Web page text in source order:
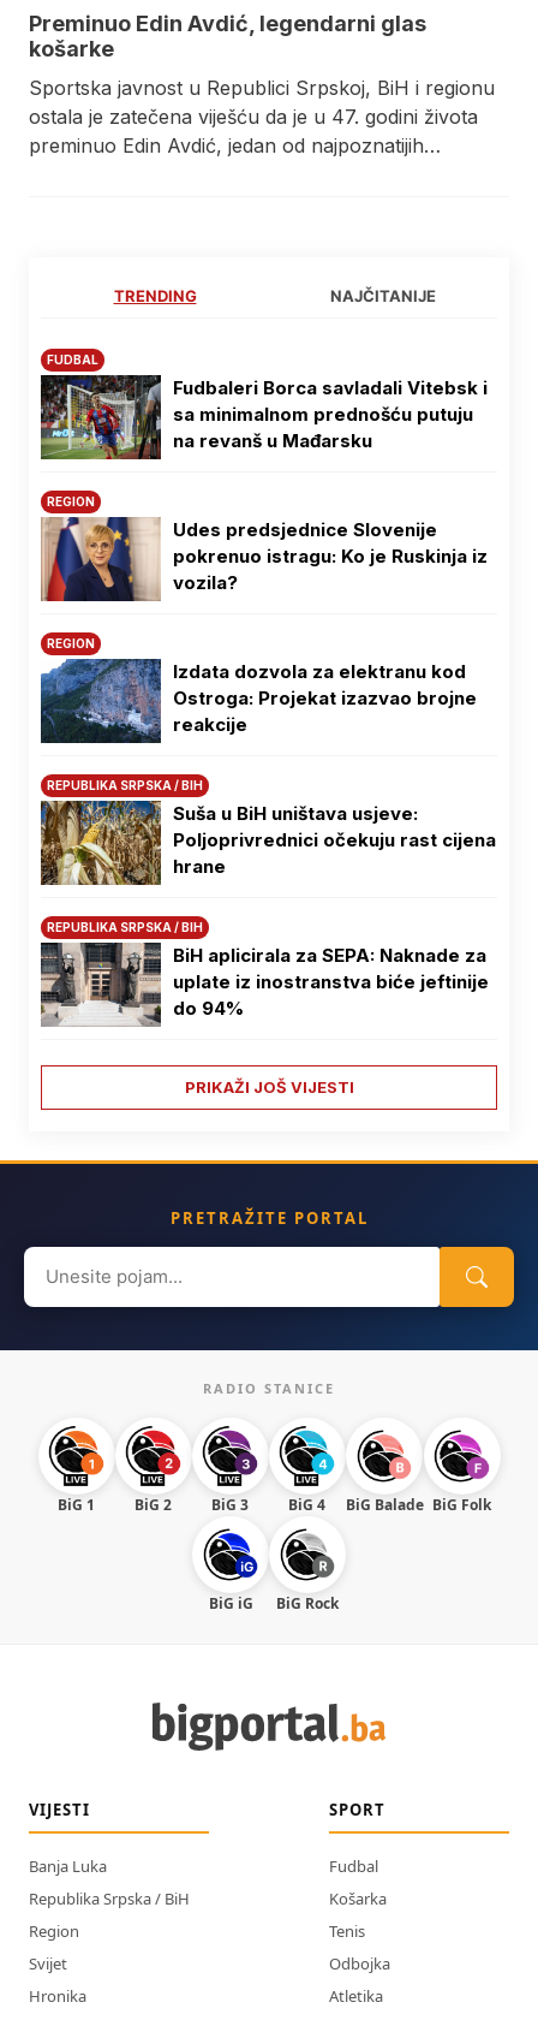
Preminuo Edin Avdić, legendarni glas
košarke
​Sportska javnost u Republici Srpskoj, BiH i regionu
ostala je zatečena viješću da je u 47. godini života
preminuo Edin Avdić, jedan od najpoznatijih…
TRENDING NAJČITANIJE
FUDBAL
Fudbaleri Borca savladali Vitebsk i
sa minimalnom prednošću putuju
na revanš u Mađarsku
REGION
Udes predsjednice Slovenije
pokrenuo istragu: Ko je Ruskinja iz
vozila?
REGION
Izdata dozvola za elektranu kod
Ostroga: Projekat izazvao brojne
reakcije
REPUBLIKA SRPSKA / BIH
Suša u BiH uništava usjeve:
Poljoprivrednici očekuju rast cijena
hrane
REPUBLIKA SRPSKA / BIH
BiH aplicirala za SEPA: Naknade za
uplate iz inostranstva biće jeftinije
do 94%
PRIKAŽI JOŠ VIJESTI
PRETRAŽITE PORTAL
Search
for:
RADIO STANICE
BiG 1 BiG 2 BiG 3 BiG 4 BiG Balade BiG Folk
BiG iG BiG Rock
VIJESTI
Banja Luka
Republika Srpska / BiH
Region
Svijet
Hronika
SPORT
Fudbal
Košarka
Tenis
Odbojka
Atletika